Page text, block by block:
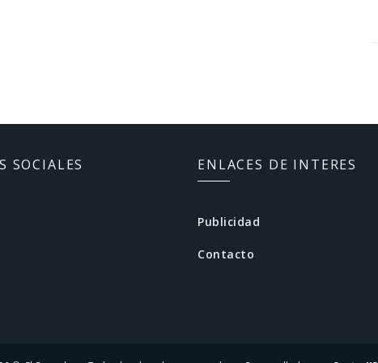
SOCIALES ENLACES DE INTERES
Publicidad
Contacto